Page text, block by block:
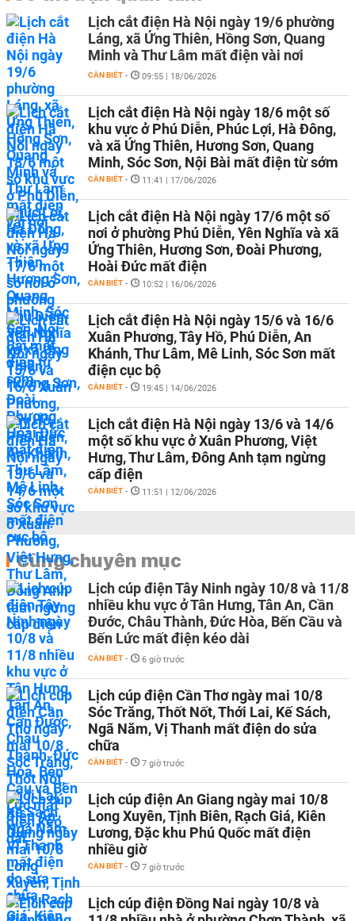
Lịch cắt điện Hà Nội ngày 19/6 phường
Láng, xã Ứng Thiên, Hồng Sơn, Quang
Minh và Thư Lâm mất điện vài nơi
CẦN BIẾT - 09:55 | 18/06/2026
Lịch cắt điện Hà Nội ngày 18/6 một số
khu vực ở Phú Diễn, Phúc Lợi, Hà Đông,
và xã Ứng Thiên, Hương Sơn, Quang
Minh, Sóc Sơn, Nội Bài mất điện từ sớm
CẦN BIẾT - 11:41 | 17/06/2026
Lịch cắt điện Hà Nội ngày 17/6 một số
nơi ở phường Phú Diễn, Yên Nghĩa và xã
Ứng Thiên, Hương Sơn, Đoài Phương,
Hoài Đức mất điện
CẦN BIẾT - 10:52 | 16/06/2026
Lịch cắt điện Hà Nội ngày 15/6 và 16/6
Xuân Phương, Tây Hồ, Phú Diễn, An
Khánh, Thư Lâm, Mê Linh, Sóc Sơn mất
điện cục bộ
CẦN BIẾT - 19:45 | 14/06/2026
Lịch cắt điện Hà Nội ngày 13/6 và 14/6
một số khu vực ở Xuân Phương, Việt
Hưng, Thư Lâm, Đông Anh tạm ngừng
cấp điện
CẦN BIẾT - 11:51 | 12/06/2026
Cùng chuyên mục
Lịch cúp điện Tây Ninh ngày 10/8 và 11/8
nhiều khu vực ở Tân Hưng, Tân An, Cần
Đước, Châu Thành, Đức Hòa, Bến Cầu và
Bến Lức mất điện kéo dài
CẦN BIẾT - 6 giờ trước
Lịch cúp điện Cần Thơ ngày mai 10/8
Sóc Trăng, Thốt Nốt, Thới Lai, Kế Sách,
Ngã Năm, Vị Thanh mất điện do sửa
chữa
CẦN BIẾT - 7 giờ trước
Lịch cúp điện An Giang ngày mai 10/8
Long Xuyên, Tịnh Biên, Rạch Giá, Kiên
Lương, Đặc khu Phú Quốc mất điện
nhiều giờ
CẦN BIẾT - 7 giờ trước
Lịch cúp điện Đồng Nai ngày 10/8 và